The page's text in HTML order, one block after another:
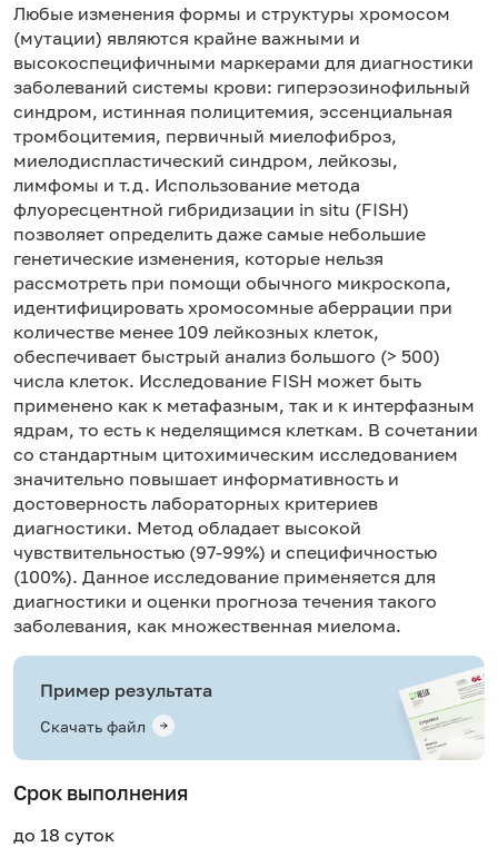
Любые изменения формы и структуры хромосом
(мутации) являются крайне важными и
высокоспецифичными маркерами для диагностики
заболеваний системы крови: гиперэозинофильный
синдром, истинная полицитемия, эссенциальная
тромбоцитемия, первичный миелофиброз,
миелодиспластический синдром, лейкозы,
лимфомы и т.д. Использование метода
флуоресцентной гибридизации in situ (FISH)
позволяет определить даже самые небольшие
генетические изменения, которые нельзя
рассмотреть при помощи обычного микроскопа,
идентифицировать хромосомные аберрации при
количестве менее 109 лейкозных клеток,
обеспечивает быстрый анализ большого (> 500)
числа клеток. Исследование FISH может быть
применено как к метафазным, так и к интерфазным
ядрам, то есть к неделящимся клеткам. В сочетании
со стандартным цитохимическим исследованием
значительно повышает информативность и
достоверность лабораторных критериев
диагностики. Метод обладает высокой
чувствительностью (97-99%) и специфичностью
(100%). Данное исследование применяется для
диагностики и оценки прогноза течения такого
заболевания, как множественная миелома.
Пример результата
Скачать файл
Срок выполнения
до 18 суток